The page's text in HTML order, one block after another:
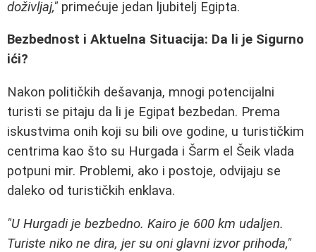
doživljaj," primećuje jedan ljubitelj Egipta.
Bezbednost i Aktuelna Situacija: Da li je Sigurno
ići?
Nakon političkih dešavanja, mnogi potencijalni
turisti se pitaju da li je Egipat bezbedan. Prema
iskustvima onih koji su bili ove godine, u turističkim
centrima kao što su Hurgada i Šarm el Šeik vlada
potpuni mir. Problemi, ako i postoje, odvijaju se
daleko od turističkih enklava.
"U Hurgadi je bezbedno. Kairo je 600 km udaljen.
Turiste niko ne dira, jer su oni glavni izvor prihoda,"